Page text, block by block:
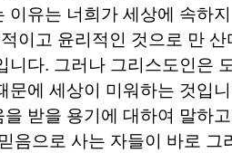
이유는 너희가 세상에 속하
이고 윤리적인 것으로 만
니다. 그러나 그리스도인은
문에 세상이 미워하는 것입
받을 용기에 대하여 말하
음으로 사는 자들이 바로 그